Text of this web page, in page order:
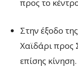
προς το
Στην έξοδο της
Χαϊδάρι προς
επίσης κίνηση.